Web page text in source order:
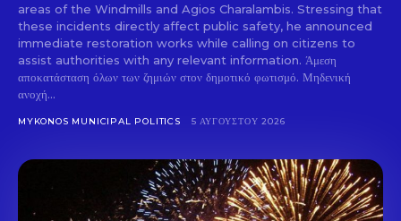
Don't miss
out!
areas of the Windmills and Agios Charalambis. Stressing that
these incidents directly affect public safety, he announced
immediate restoration works while calling on citizens to
assist authorities with any relevant information. Άμεση
αποκατάσταση όλων των ζημιών στον δημοτικό φωτισμό. Μηδενική
ανοχή...
MYKONOS MUNICIPAL POLITICS 5 ΑΥΓΟΎΣΤΟΥ 2026